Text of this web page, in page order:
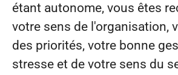
étant autonome, vous êtes
votre sens de l'organisation,
des priorités, votre bonne
stresse et de votre sens du